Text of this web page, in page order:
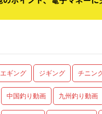
エギング ジギング チニン
中国釣り動画 九州釣り動画